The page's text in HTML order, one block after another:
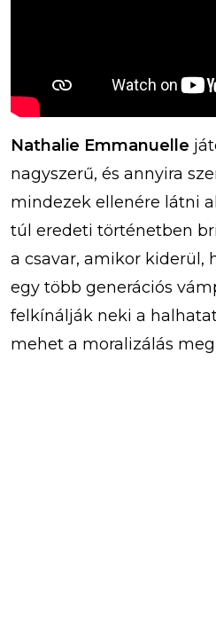
Nathalie Emmanuelle
nagyszerű, és annyira
mindezek ellenére látni
túl eredeti történetben
a csavar, amikor kiderül,
egy több generációs
felkínálják neki a
mehet a moralizálás